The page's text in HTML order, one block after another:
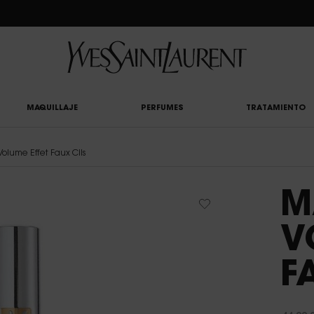
MAQUILLAJE PERFUMES TRATAMIENTO
Effet Faux Cils